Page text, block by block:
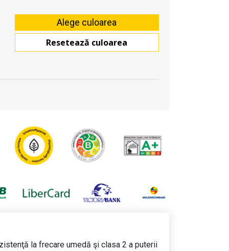
Resetează culoarea
la frecare umedă şi clasa 2 a puterii